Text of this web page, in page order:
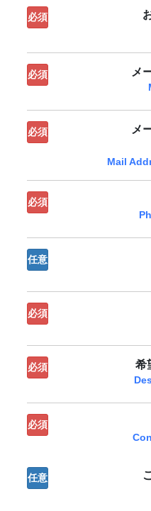
必須
必須 メ
必須
メ
Mail
必須
任意
必須
必須 希
必須
任意